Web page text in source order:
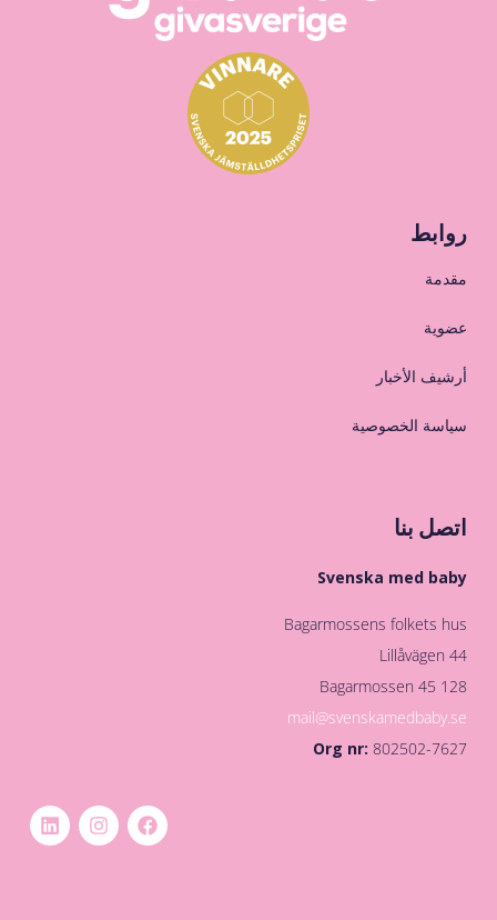
روابط
مقدمة
عضوية
أرشيف الأخبار
سياسة الخصوصية
اتصل بنا
Svenska med baby
Bagarmossens folkets hus
Lillåvägen 44
128 45 Bagarmossen
mail@svenskamedbaby.se
Org nr:802502-7627